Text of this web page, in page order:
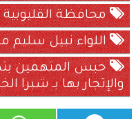
محافظة القليوبية
اللواء نبيل سليم
حبس المتهمين
والإتجار بها بـ شبرا